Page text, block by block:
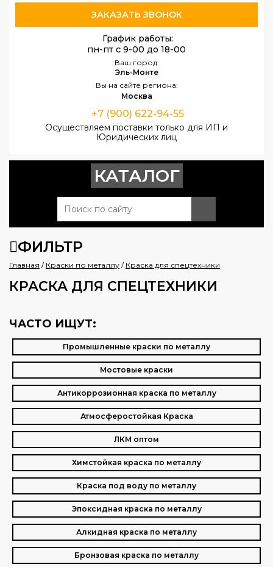
ЗАКАЗАТЬ ЗВОНОК
График работы:
пн-пт с 9-00 до 18-00
Ваш город:
Эль-Монте
Вы на сайте региона:
Москва
+7 (900) 622-94-55
Осуществляем поставки только для ИП и
Юридических лиц
КАТАЛОГ
ФИЛЬТР
Главная / Краски по металлу / Краска для спецтехники
КРАСКА ДЛЯ СПЕЦТЕХНИКИ
ЧАСТО ИЩУТ:
Промышленные краски по металлу
Мостовые краски
Антикоррозионная краска по металлу
Атмосферостойкая Краска
ЛКМ оптом
Химстойкая краска по металлу
Краска под воду по металлу
Эпоксидная краска по металлу
Алкидная краска по металлу
Бронзовая краска по металлу